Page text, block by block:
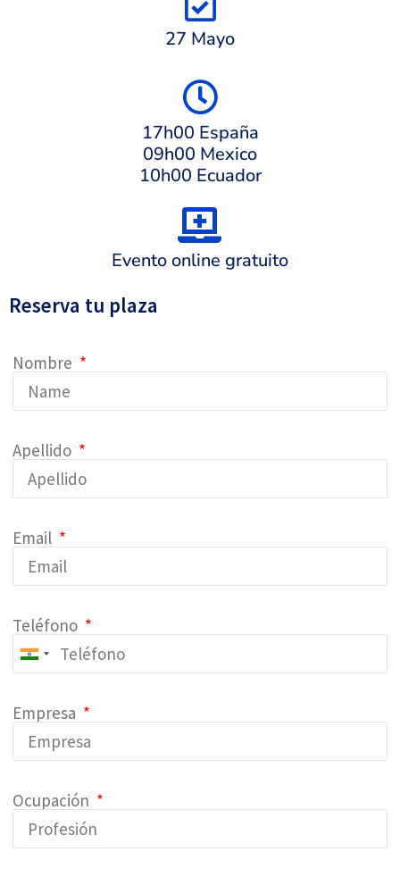
27 Mayo
17h00 España
09h00 Mexico
10h00 Ecuador
Evento online gratuito
Reserva tu plaza
Nombre
Apellido
Email
Teléfono
India
Empresa
Ocupación